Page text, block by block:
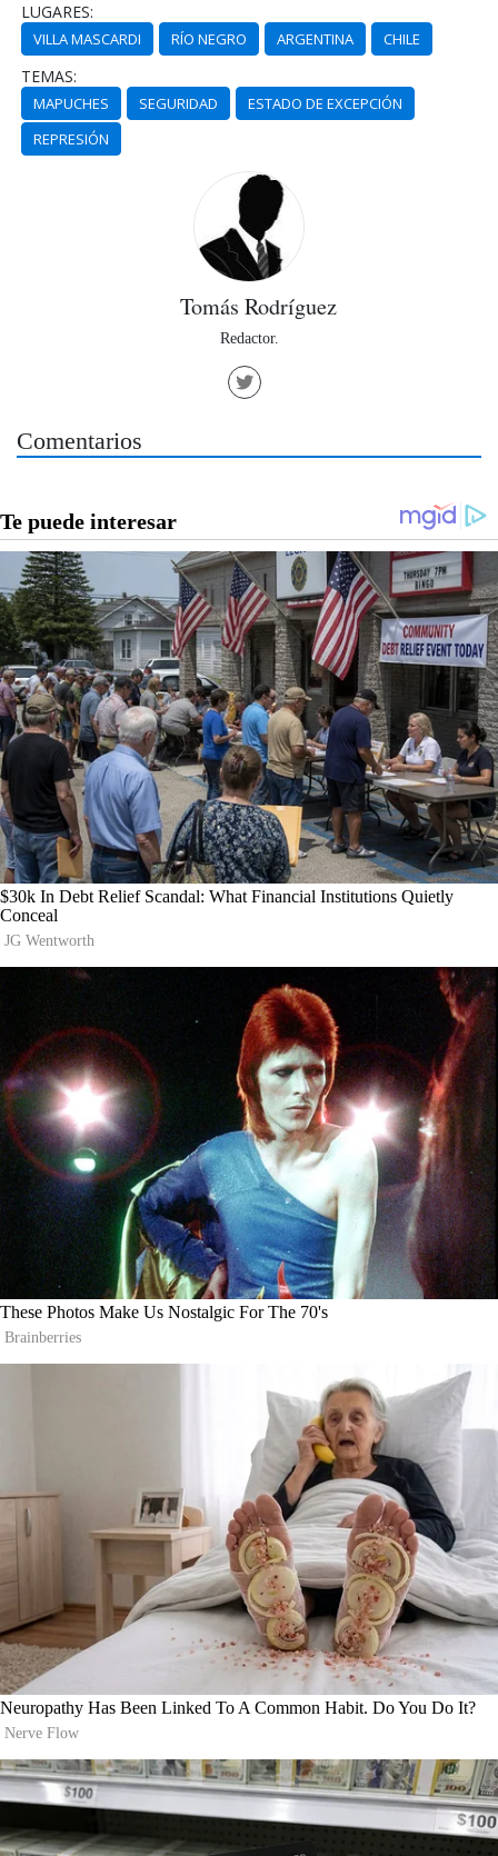
LUGARES:
VILLA MASCARDI RÍO NEGRO ARGENTINA CHILE
TEMAS:
MAPUCHES SEGURIDAD
ESTADO DE EXCEPCIÓN
REPRESIÓN
Tomás Rodríguez
Redactor.
Comentarios